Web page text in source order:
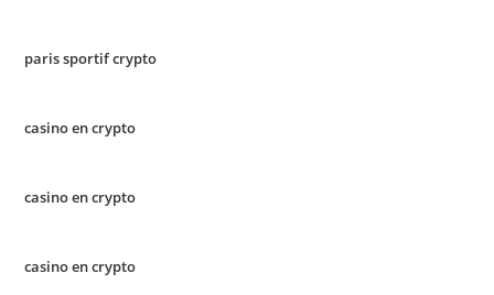
paris sportif crypto
casino en crypto
casino en crypto
casino en crypto